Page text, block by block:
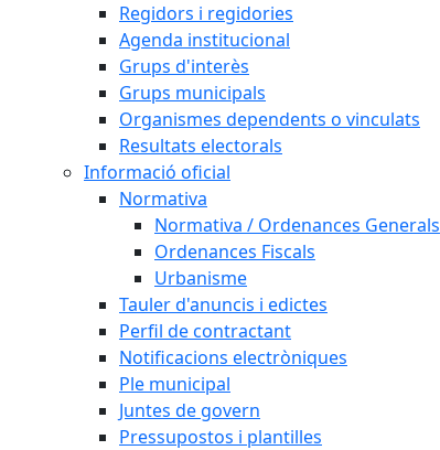
Regidors i regidories
Agenda institucional
Grups d'interès
Grups municipals
Organismes dependents o vinculats
Resultats electorals
Informació oficial
Normativa
Normativa / Ordenances Generals
Ordenances Fiscals
Urbanisme
Tauler d'anuncis i edictes
Perfil de contractant
Notificacions electròniques
Ple municipal
Juntes de govern
Pressupostos i plantilles